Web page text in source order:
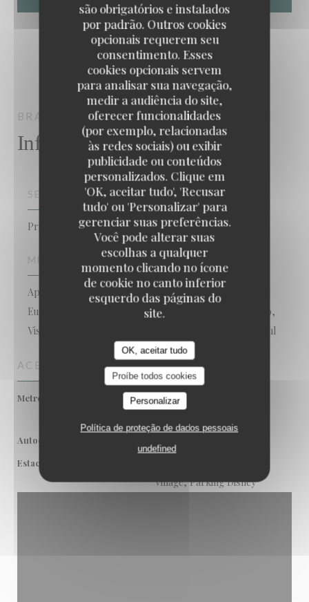
são obrigatórios e instalados
por padrão. Outros cookies
opcionais requerem seu
consentimento. Esses
cookies opcionais servem
para analisar sua navegação,
medir a audiência do site,
oferecer funcionalidades
(por exemplo, relacionadas
às redes sociais) ou exibir
publicidade ou conteúdos
personalizados. Clique em
'OK, aceitar tudo', 'Recusar
tudo' ou 'Personalizar' para
gerenciar suas preferências.
Você pode alterar suas
escolhas a qualquer
momento clicando no ícone
de cookie no canto inferior
esquerdo das páginas do
site.
OK, aceitar tudo
Proíbe todos cookies
Personalizar
Política de proteção de dados pessoais
undefined
BRASSERIE ROSALIECHESSY
Informações gerais
SERVIÇOS
Privatização, Esplanada
MÉTODOS DE PAGAMENTO
Apple Pay, Pagamento sem contato,
Eurocard/Mastercard, Títulos de restaurante, Dinheiro,
Visa, Cheques de férias, American Express, Cartão Azul
ACESSO
Metro
RER A - Marne-La-Vallée
Autocarro
Estacionamento
Village, Parking Disney